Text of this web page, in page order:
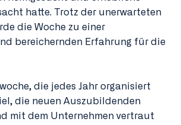
hatte. Trotz der unerwarteten
die Woche zu einer
bereichernden Erfahrung für die
die jedes Jahr organisiert
die neuen Auszubildenden
mit dem Unternehmen vertraut